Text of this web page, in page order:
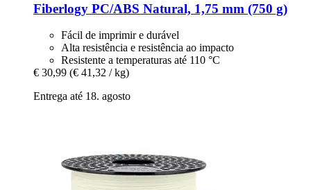
Fiberlogy PC/ABS Natural, 1,75 mm (750 g)
Fácil de imprimir e durável
Alta resistência e resistência ao impacto
Resistente a temperaturas até 110 °C
€ 30,99 (€ 41,32 / kg)
Entrega até 18. agosto